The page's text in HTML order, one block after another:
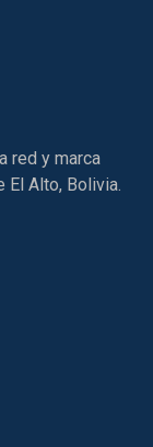
red y marca
El Alto, Bolivia.